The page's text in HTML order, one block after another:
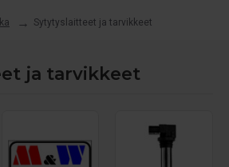
Sytytyslaitteet ja tarvikkeet
ja tarvikkeet